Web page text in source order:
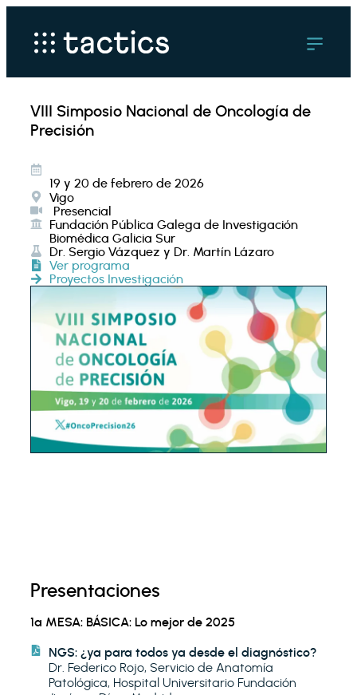
VIII Simposio Nacional de Oncología de
Precisión
19 y 20 de febrero de 2026
Vigo
Presencial
Fundación Pública Galega de Investigación
Biomédica Galicia Sur
Dr. Sergio Vázquez y Dr. Martín Lázaro
Ver programa
Proyectos Investigación
Presentaciones
1ª MESA: BÁSICA: Lo mejor de 2025
NGS: ¿ya para todos ya desde el diagnóstico?
Dr. Federico Rojo, Servicio de Anatomía
Patológica, Hospital Universitario Fundación